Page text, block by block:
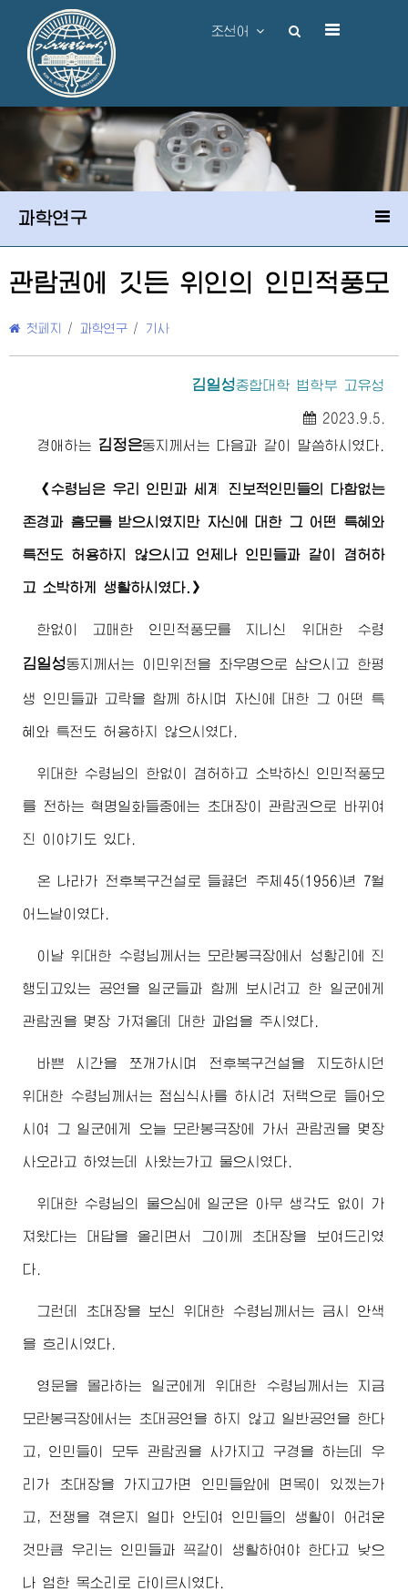
조선어
과학연구
관람권에 깃든 위인의 인민적풍모
첫페지 / 과학연구 / 기사
김일성종합대학 법학부 고유성
2023.9.5.
경애하는 김정은동지께서 는 다음과 같이 말씀하시였다.
《수령님 은 우리 인민과 세계 진보적인민들의 다함없는
존경과 흠모를 받으시였지만 자신에 대한 그 어떤 특혜와
특전도 허용하지 않으시고 언제나 인민들과 같이 겸허하
고 소박하게 생활하시였다.》
한없이 고매한 인민적풍모를 지니신 위대한 수령
김일성동지께서 는 이민위천을 좌우명으로 삼으시고 한평
생 인민들과 고락을 함께 하시며 자신에 대한 그 어떤 특
혜와 특전도 허용하지 않으시였다.
위대한 수령님의 한없이 겸허하고 소박하신 인민적풍모
를 전하는 혁명일화들중에는 초대장이 관람권으로 바뀌여
진 이야기도 있다.
온 나라가 전후복구건설로 들끓던 주체45(1956)년 7월
어느날이였다.
이날위대한 수령님께서 는 모란봉극장에서 성황리에 진
행되고있는 공연을 일군들과 함께 보시려고 한 일군에게
관람권을 몇장 가져올데 대한 과업을 주시였다.
바쁜 시간을 쪼개가시며 전후복구건설을 지도하시던
위대한 수령님께서 는 점심식사를 하시려 저택으로 들어오
시여 그 일군에게 오늘 모란봉극장에 가서 관람권을 몇장
사오라고 하였는데 사왔는가고 물으시였다.
위대한 수령님의 물으심에 일군은 아무 생각도 없이 가
져왔다는 대답을 올리면서 그이께 초대장을 보여드리였
다.
그런데 초대장을 보신 위대한 수령님께서 는 금시 안색
을 흐리시였다.
영문을 몰라하는 일군에게위대한 수령님께서 는 지금
모란봉극장에서는 초대공연을 하지 않고 일반공연을 한다
고, 인민들이 모두 관람권을 사가지고 구경을 하는데 우
리가 초대장을 가지고가면 인민들앞에 면목이 있겠는가
고, 전쟁을 겪은지 얼마 안되여 인민들의 생활이 어려운
것만큼 우리는 인민들과 꼭같이 생활하여야 한다고 낮으
나 엄한 목소리로 타이르시였다.